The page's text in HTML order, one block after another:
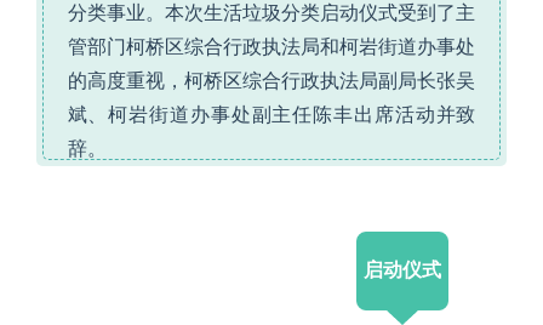
分类事业。本次生活垃圾分类启动仪式受到了主
管部门柯桥区综合行政执法局和柯岩街道办事处
的高度重视，柯桥区综合行政执法局副局长张吴
斌、柯岩街道办事处副主任陈丰出席活动并致
辞。
启动仪式